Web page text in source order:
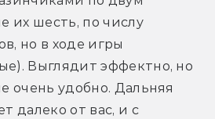
их шесть, по числу
но в ходе игры
Выглядит эффектно, но
очень удобно. Дальняя
далеко от вас, и с